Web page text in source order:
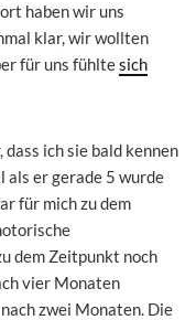
haben wir uns
klar, wir wollten
für uns fühltesich
ich sie bald kennen
als er gerade 5 wurde
für mich zu dem
dem Zeitpunkt noch
vier Monaten
zwei Monaten. Die